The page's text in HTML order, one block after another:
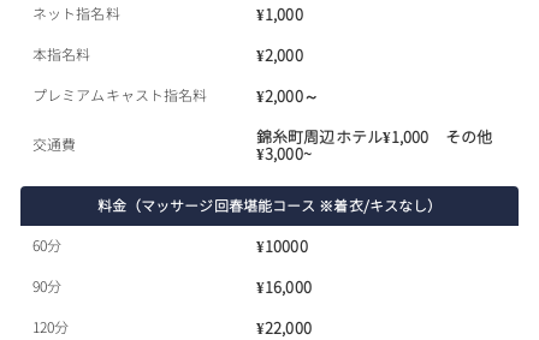
ネット指名料 ¥1,000
本指名料 ¥2,000
プレミアムキャスト指名料 ¥2,000～
交通費 錦糸町周辺ホテル¥1,000 その他
¥3,000~
料金（マッサージ回春堪能コース ※着衣/キスなし）
60分
¥10000
90分 ¥16,000
120分 ¥22,000